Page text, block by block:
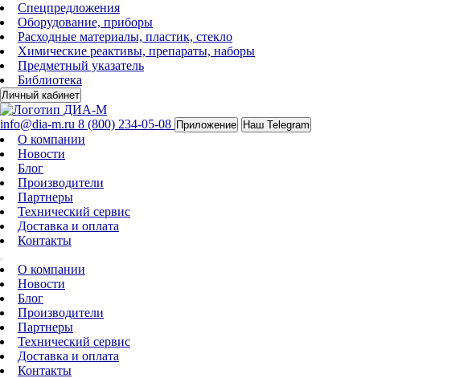
Спецпредложения
Оборудование, приборы
Расходные материалы, пластик, стекло
Химические реактивы, препараты, наборы
Предметный указатель
Библиотека
Личный кабинет
info@dia-m.ru 8 (800) 234-05-08 Приложение Наш Telegram
О компании
Новости
Блог
Производители
Партнеры
Технический сервис
Доставка и оплата
Контакты
О компании
Новости
Блог
Производители
Партнеры
Технический сервис
Доставка и оплата
Контакты